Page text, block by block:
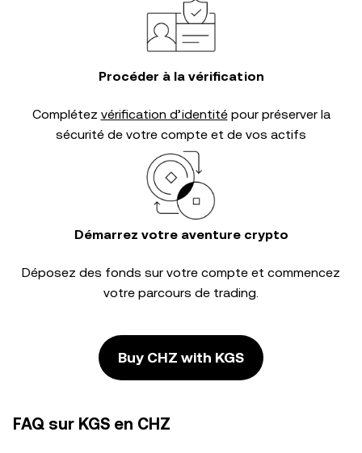
Procéder à la vérification
Complétez vérification d’identitépour préserver la
sécurité de votre compte et de vos actifs
Démarrez votre aventure crypto
Déposez des fonds sur votre compte et commencez
votre parcours de trading.
Buy CHZ with KGS
FAQ sur KGS en CHZ